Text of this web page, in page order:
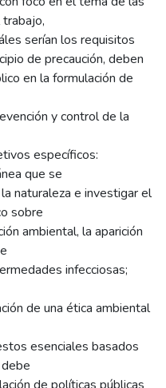
serían los requisitos
de precaución, deben
en la formulación de
y control de la
específicos:
que se
naturaleza e investigar el
sobre
ambiental, la aparición
infecciosas;
de una ética ambiental
esenciales basados